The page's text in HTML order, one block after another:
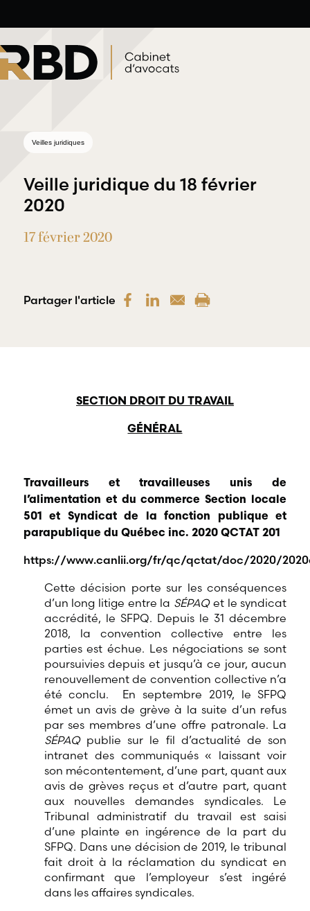
au
contenu
Droit du travail et
gamme complète de
services professionnels
Veilles juridiques
Veille juridique du 18 février
2020
17 février 2020
Partager l'article
SECTION DROIT DU TRAVAIL
GÉNÉRAL
Travailleurs et travailleuses unis de
l’alimentation et du commerce Section locale
501 et Syndicat de la fonction publique et
parapublique du Québec inc. 2020 QCTAT 201
https://www.canlii.org/fr/qc/qctat/doc/2020/
Cette décision porte sur les conséquences
d’un long litige entre la SÉPAQet le syndicat
accrédité, le SFPQ. Depuis le 31 décembre
2018, la convention collective entre les
parties est échue. Les négociations se sont
poursuivies depuis et jusqu’à ce jour, aucun
renouvellement de convention collective n’a
été conclu. En septembre 2019, le SFPQ
émet un avis de grève à la suite d’un refus
par ses membres d’une offre patronale. La
SÉPAQpublie sur le fil d’actualité de son
intranet des communiqués « laissant voir
son mécontentement, d’une part, quant aux
avis de grèves reçus et d’autre part, quant
aux nouvelles demandes syndicales. Le
Tribunal administratif du travail est saisi
d’une plainte en ingérence de la part du
SFPQ. Dans une décision de 2019, le tribunal
fait droit à la réclamation du syndicat en
confirmant que l’employeur s’est ingéré
dans les affaires syndicales.